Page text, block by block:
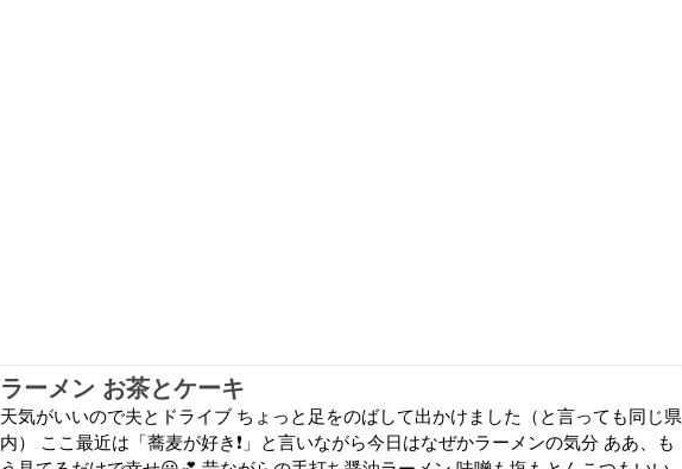
ラーメン お茶とケーキ
天気がいいので夫とドライブ ちょっと足をのばして出かけました（と言っても同じ県
内） ここ最近は「蕎麦が好き❗」と言いながら今日はなぜかラーメンの気分 ああ、も